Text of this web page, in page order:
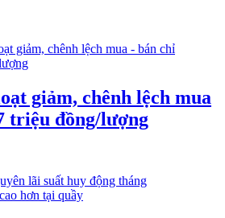
giảm, chênh lệch mua
triệu đồng/lượng